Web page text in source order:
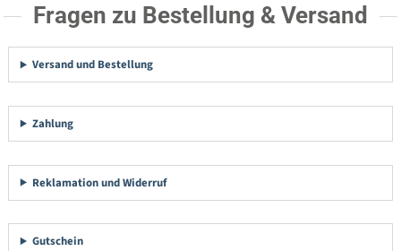
Fragen zu Bestellung & Versand
Versand und Bestellung
Zahlung
Reklamation und Widerruf
Gutschein